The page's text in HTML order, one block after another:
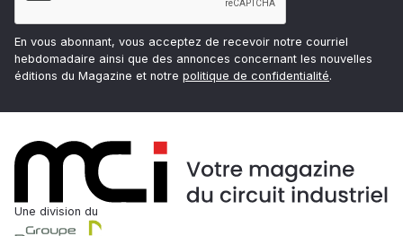
En vous abonnant, vous acceptez de recevoir notre courriel
hebdomadaire ainsi que des annonces concernant les nouvelles
éditions du Magazine et notre politique de confidentialité.
Une division du